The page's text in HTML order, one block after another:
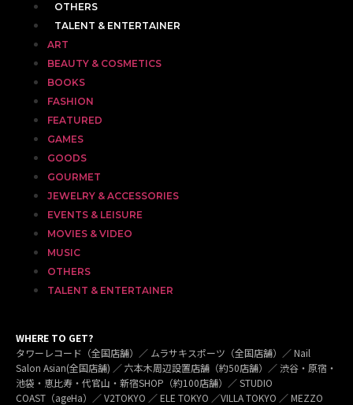
OTHERS
TALENT & ENTERTAINER
ART
BEAUTY & COSMETICS
BOOKS
FASHION
FEATURED
GAMES
GOODS
GOURMET
JEWELRY & ACCESSORIES
EVENTS & LEISURE
MOVIES & VIDEO
MUSIC
OTHERS
TALENT & ENTERTAINER
WHERE TO GET?
タワーレコード（全国店舗）／ ムラサキスポーツ（全国店舗）／ Nail
Salon Asian(全国店舗) ／ 六本木周辺設置店舗（約50店舗）／ 渋谷・原宿・
池袋・恵比寿・代官山・新宿SHOP（約100店舗）／ STUDIO
COAST（ageHa）／ V2TOKYO ／ ELE TOKYO ／VILLA TOKYO ／ MEZZO